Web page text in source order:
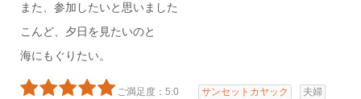
また、参加したいと思いました
こんど、夕日を見たいのと
海にもぐりたい。
ご満足度：5.0 サンセットカヤック 夫婦